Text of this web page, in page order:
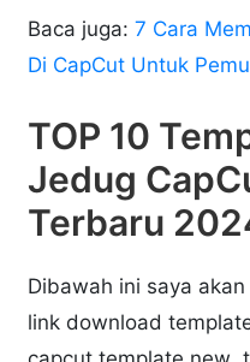
Baca juga:7 Cara
Di CapCut Untuk
TOP 10
Jedug
Terbaru
Dibawah ini saya
link download